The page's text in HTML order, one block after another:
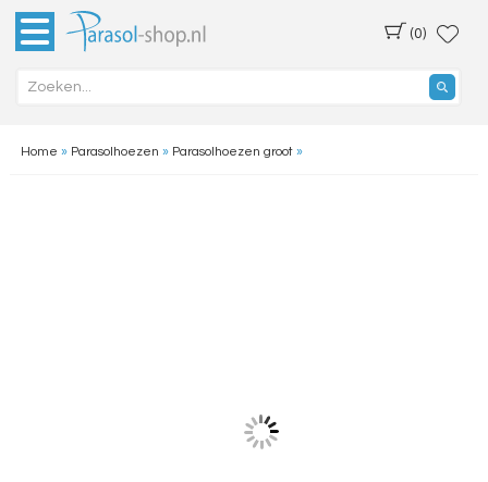
(0)
Home » Parasolhoezen » Parasolhoezen groot»